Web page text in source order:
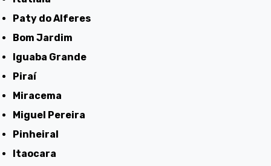
Paty do Alferes
Bom Jardim
Iguaba Grande
Piraí
Miracema
Miguel Pereira
Pinheiral
Itaocara